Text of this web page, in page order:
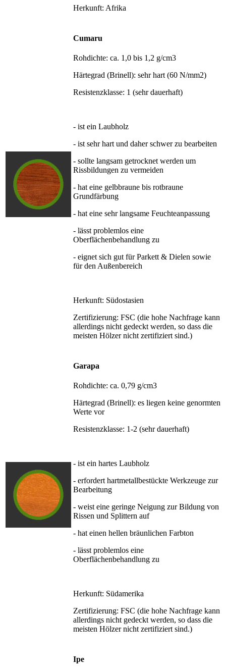
Herkunft: Afrika
Cumaru
Rohdichte: ca. 1,0 bis 1,2 g/cm3
Härtegrad (Brinell): sehr hart (60 N/mm2)
Resistenzklasse: 1 (sehr dauerhaft)
- ist ein Laubholz
- ist sehr hart und daher schwer zu bearbeiten
- sollte langsam getrocknet werden um
Rissbildungen zu vermeiden
- hat eine gelbbraune bis rotbraune
Grundfärbung
- hat eine sehr langsame Feuchteanpassung
- lässt problemlos eine
Oberflächenbehandlung zu
- eignet sich gut für Parkett & Dielen sowie
für den Außenbereich
Herkunft: Südostasien
Zertifizierung: FSC (die hohe Nachfrage kann
allerdings nicht gedeckt werden, so dass die
meisten Hölzer nicht zertifiziert sind.)
Garapa
Rohdichte: ca. 0,79 g/cm3
Härtegrad (Brinell): es liegen keine genormten
Werte vor
Resistenzklasse: 1-2 (sehr dauerhaft)
- ist ein hartes Laubholz
- erfordert hartmetallbestückte Werkzeuge zur
Bearbeitung
- weist eine geringe Neigung zur Bildung von
Rissen und Splittern auf
- hat einen hellen bräunlichen Farbton
- lässt problemlos eine
Oberflächenbehandlung zu
Herkunft: Südamerika
Zertifizierung: FSC (die hohe Nachfrage kann
allerdings nicht gedeckt werden, so dass die
meisten Hölzer nicht zertifiziert sind.)
Ipe